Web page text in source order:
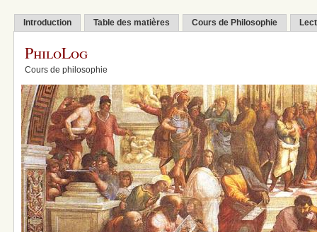
Introduction Table des matières Cours de Philosophie
PhiloLog
Cours de philosophie